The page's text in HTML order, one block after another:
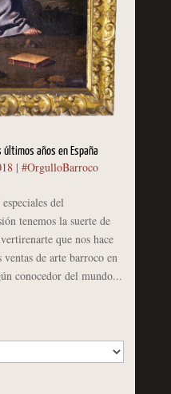
años en España
| #OrgulloBarroco
del
tenemos la suerte de
que nos hace
de arte barroco en
del mundo...